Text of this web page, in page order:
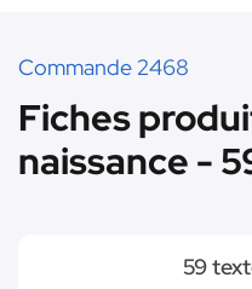
Commande 2468
Fiches
naissance -
59